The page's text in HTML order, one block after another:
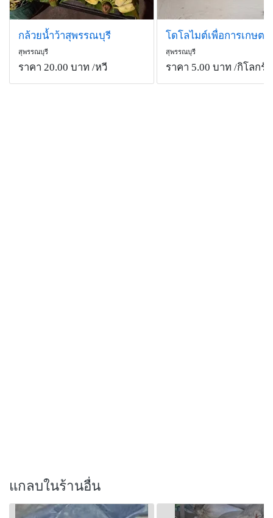
กล้วยน้ำว้าสุพรรณบุรี
สุพรรณบุรี
ราคา 20.00 บาท /หวี
โดโลไมต์เพื่อการเกษตร
สุพรรณบุรี
ราคา 5.00 บาท /กิโลกรัม
แกลบในร้านอื่น